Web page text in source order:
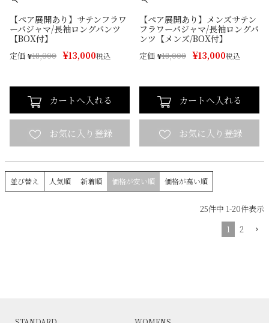
【ペア展開あり】サテンフラワ
ーパジャマ/長袖ロングパンツ
【BOX付】
定価 ¥18,000 ¥13,000税込
カートへ入れる
【ペア展開あり】メンズサテン
フラワーパジャマ/長袖ロングパ
ンツ【メンズ/BOX付】
定価 ¥18,000 ¥13,000税込
カートへ入れる
並び替え 人気順 新着順 価格が安い順 価格が高い順
25件中 1-20件表示
1
2